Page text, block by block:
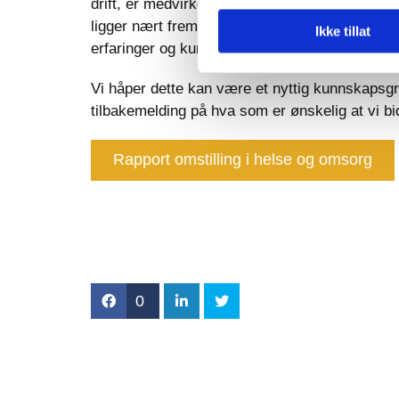
Ikke tillat
drift, er medvirkende til at omstilling er
ligger nært frem i tid samtidig som endring
erfaringer og kunnskap med andre og ville
Vi håper dette kan være et nyttig
tilbakemelding på hva som er ønskelig at vi
Rapport omstilling i helse og omsorg
0